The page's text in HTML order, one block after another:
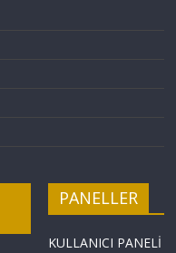
PANELLER
KULLANICI PANELİ